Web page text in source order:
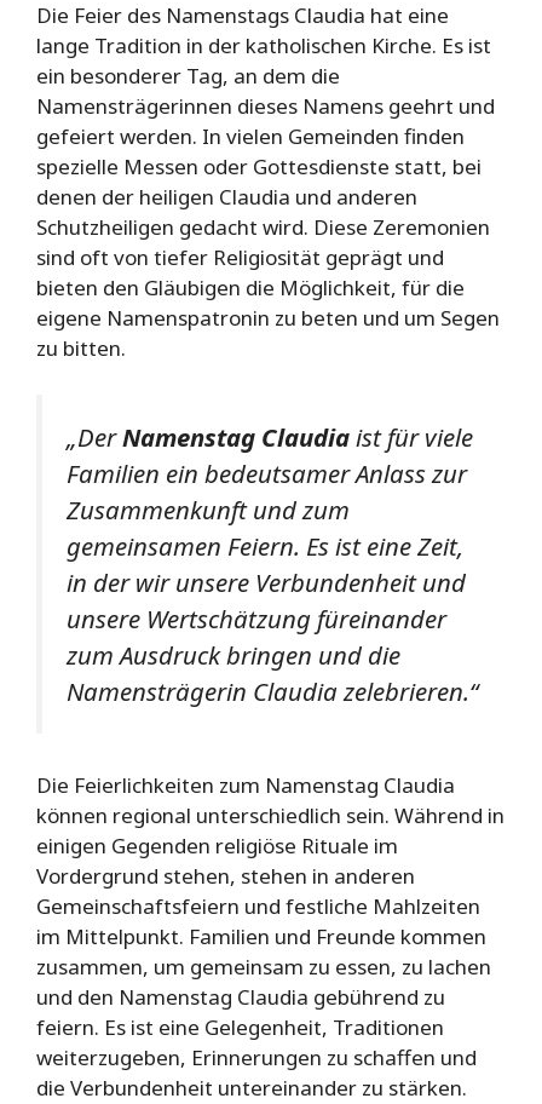
Die Feier des Namenstags Claudia hat eine
lange Tradition in der katholischen Kirche. Es ist
ein besonderer Tag, an dem die
Namensträgerinnen dieses Namens geehrt und
gefeiert werden. In vielen Gemeinden finden
spezielle Messen oder Gottesdienste statt, bei
denen der heiligen Claudia und anderen
Schutzheiligen gedacht wird. Diese Zeremonien
sind oft von tiefer Religiosität geprägt und
bieten den Gläubigen die Möglichkeit, für die
eigene Namenspatronin zu beten und um Segen
zu bitten.
„DerNamenstag Claudiaist für viele
Familien ein bedeutsamer Anlass zur
Zusammenkunft und zum
gemeinsamen Feiern. Es ist eine Zeit,
in der wir unsere Verbundenheit und
unsere Wertschätzung füreinander
zum Ausdruck bringen und die
Namensträgerin Claudia zelebrieren.“
Die Feierlichkeiten zum Namenstag Claudia
können regional unterschiedlich sein. Während in
einigen Gegenden religiöse Rituale im
Vordergrund stehen, stehen in anderen
Gemeinschaftsfeiern und festliche Mahlzeiten
im Mittelpunkt. Familien und Freunde kommen
zusammen, um gemeinsam zu essen, zu lachen
und den Namenstag Claudia gebührend zu
feiern. Es ist eine Gelegenheit, Traditionen
weiterzugeben, Erinnerungen zu schaffen und
die Verbundenheit untereinander zu stärken.